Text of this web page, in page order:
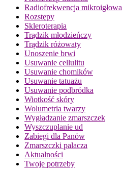
Radiofrekwencja mikroigłowa
Rozstępy
Skleroterapia
Trądzik młodzieńczy
Trądzik różowaty
Unoszenie brwi
Usuwanie cellulitu
Usuwanie chomików
Usuwanie tatuażu
Usuwanie podbródka
Wiotkość skóry
Wolumetria twarzy
Wygładzanie zmarszczek
Wyszczuplanie ud
Zabiegi dla Panów
Zmarszczki palacza
Aktualności
Twoje potrzeby